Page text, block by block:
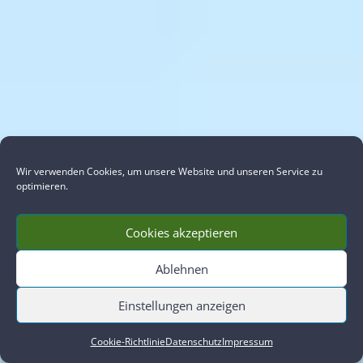
Wir verwenden Cookies, um unsere Website und unseren Service zu
optimieren.
Cookies akzeptieren
Ablehnen
Einstellungen anzeigen
Cookie-RichtlinieDatenschutzImpressum